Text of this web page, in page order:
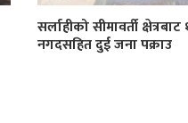
सर्लाहीको सीमावर्ती
नगदसहित दुई जना पक्राउ